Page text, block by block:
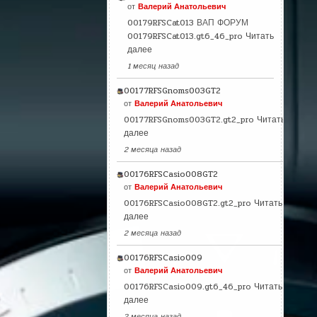
от Валерий Анатольевич
00179RFSCat013 ВАП ФОРУМ
00179RFSCat013.gt6_46_pro Читать
далее
1 месяц назад
00177RFSGnoms003GT2
от Валерий Анатольевич
00177RFSGnoms003GT2.gt2_pro Читать
далее
2 месяца назад
00176RFSCasio008GT2
от Валерий Анатольевич
00176RFSCasio008GT2.gt2_pro Читать
далее
2 месяца назад
00176RFSCasio009
от Валерий Анатольевич
00176RFSCasio009.gt6_46_pro Читать
далее